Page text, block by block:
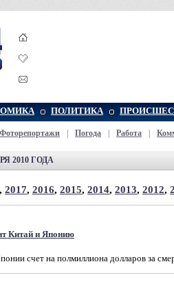
ПОЛИТИКА
Фоторепортажи Погода Работа
2010 ГОДА
, 2017, 2016, 2015, 2014, 2013, 2012,
Китай и Японию
счет на полмиллиона долларов за